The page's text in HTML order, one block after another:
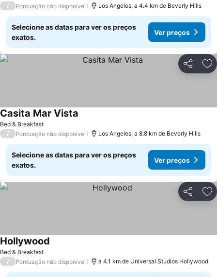
/ Pontuação não disponível Los Angeles, a 4.4 km de Beverly Hills
Selecione as datas para ver os preços
exatos.
Ver preços
Partilhar
Bed & Breakfast
Casita Mar Vista
/ Pontuação não disponível Los Angeles, a 8.8 km de Beverly Hills
Selecione as datas para ver os preços
exatos.
Ver preços
Partilhar
Bed & Breakfast
Hollywood
/ Pontuação não disponível a 4.1 km de Universal Studios Hollywood